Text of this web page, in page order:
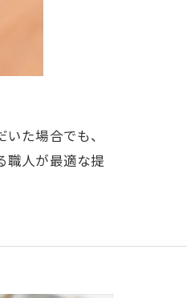
た場合でも、
職人が最適な提